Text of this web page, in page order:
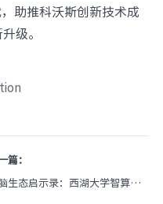
助推科沃斯创新技术成
级。
篇：
生态启示录：西湖大学智算中